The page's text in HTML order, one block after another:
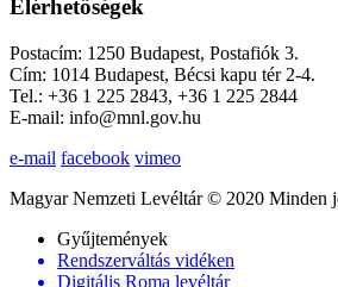
Elérhetőségek
Postacím: 1250 Budapest, Postafiók 3.
Cím: 1014 Budapest, Bécsi kapu tér 2-4.
Tel.: +36 1 225 2843, +36 1 225 2844
E-mail: info@mnl.gov.hu
e-mail facebook vimeo
Magyar Nemzeti Levéltár © 2020 Minden
Gyűjtemények
Rendszerváltás vidéken
Digitális Roma levéltár